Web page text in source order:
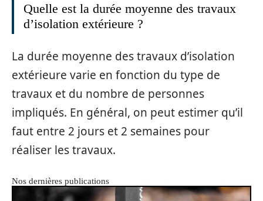
Quelle est la durée moyenne des travaux
d’isolation extérieure ?
La durée moyenne des travaux d’isolation
extérieure varie en fonction du type de
travaux et du nombre de personnes
impliqués. En général, on peut estimer qu’il
faut entre 2 jours et 2 semaines pour
réaliser les travaux.
Nos dernières publications